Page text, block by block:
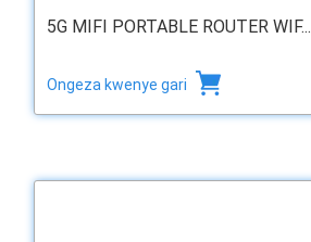
5G MIFI PORTABLE ROUTER WIF...
Ongeza kwenye gari